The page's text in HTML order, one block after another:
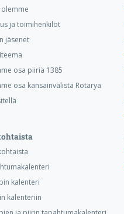
olemme
ja toimihenkilöt
jäsenet
osa piiriä 1385
osa kansainvälistä Rotarya
kalenteri
kalenteriin